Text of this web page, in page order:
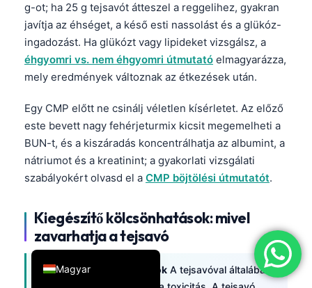
g-ot; ha 25 g tejsavót átteszel a reggelihez, gyakran
javítja az éhséget, a késő esti nassolást és a glükóz-
ingadozást. Ha glükózt vagy lipideket vizsgálsz, a
éhgyomri vs. nem éhgyomri útmutató elmagyarázza,
mely eredmények változnak az étkezések után.
Egy CMP előtt ne csinálj véletlen kísérletet. Az előző
este bevett nagy fehérjeturmix kicsit megemelheti a
BUN-t, és a kiszáradás koncentrálhatja az albumint, a
nátriumot és a kreatinint; a gyakorlati vizsgálati
szabályokért olvasd el a CMP böjtölési útmutatót.
Kiegészítő kölcsönhatások: mivel
zavarhatja a tejsavó
Kiegészítő kölcsönhatások A tejsavóval általában
Magyar
Deutsch
Français
עִבְרִית
Italiano
Español
Português
Ελληνικά
Türkçe
Română